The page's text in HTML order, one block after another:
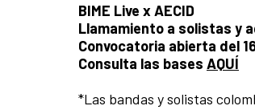
BIME Live x AECID
Llamamiento a solistas y
Convocatoria abierta del
Consulta las bases AQUÍ
*Las bandas y solistas